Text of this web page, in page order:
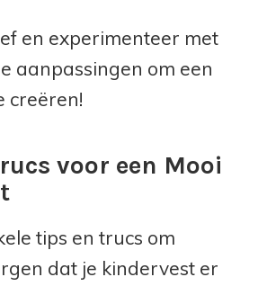
en experimenteer met
aanpassingen om een
creëren!
voor een Mooi
tips en trucs om
dat je kindervest er